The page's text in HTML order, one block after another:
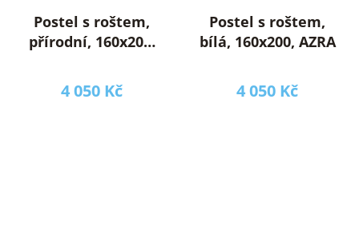
Postel s roštem,
přírodní, 160x200,
4 050 Kč
Postel s roštem,
bílá, 160x200, AZRA
4 050 Kč